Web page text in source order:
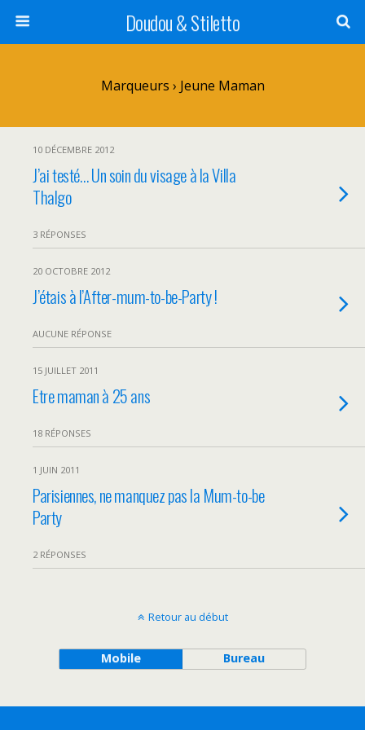
Doudou & Stiletto
Marqueurs › Jeune Maman
10 DÉCEMBRE 2012
J’ai testé… Un soin du visage à la Villa
Thalgo
3 RÉPONSES
20 OCTOBRE 2012
J’étais à l’After-mum-to-be-Party !
AUCUNE RÉPONSE
15 JUILLET 2011
Etre maman à 25 ans
18 RÉPONSES
1 JUIN 2011
Parisiennes, ne manquez pas la Mum-to-be
Party
2 RÉPONSES
Retour au début
Mobile Bureau